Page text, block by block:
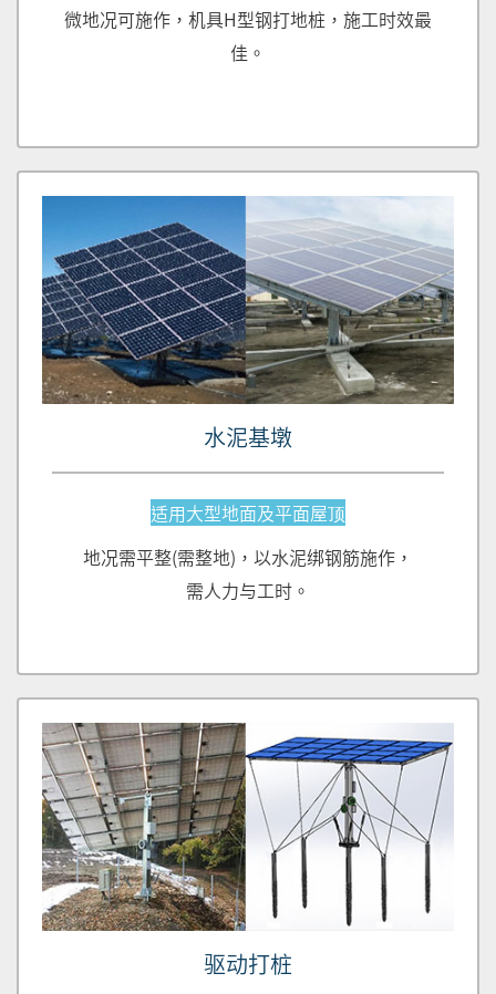
微地况可施作，机具H型钢打地桩，施工时效最
佳。
水泥基墩
适用大型地面及平面屋顶
地况需平整(需整地)，以水泥绑钢筋施作，
需人力与工时。
驱动打桩